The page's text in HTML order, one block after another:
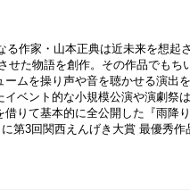
る作家・山本正典は近未来を想起
せた物語を創作。その作品でも
ームを操り声や音を聴かせる演出
ベント的な小規模公演や演劇祭
借りて基本的に全公開した『雨降
第3回関西えんげき大賞 最優秀